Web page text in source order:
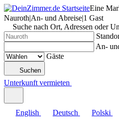
Eine
Nauroth|An- und Abreise|1 Gast
Suche nach Ort, Adressen oder
An-
Gäste
Suchen
Unterkunft vermieten
English Deutsch Polski